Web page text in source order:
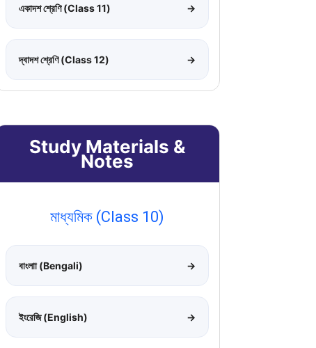
একাদশ শ্রেণি (Class 11) →
দ্বাদশ শ্রেণি (Class 12) →
Study Materials &
Notes
মাধ্যমিক (Class 10)
বাংলাা (Bengali) →
ইংরেজি (English) →